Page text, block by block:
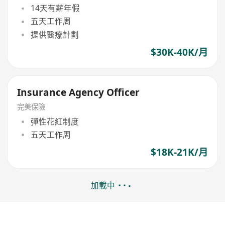
14天有薪年假
五天工作周
提供醫療計劃
$30K-40K/月
Insurance Agency Officer
完美保險
彈性花紅制度
五天工作周
$18K-21K/月
加載中